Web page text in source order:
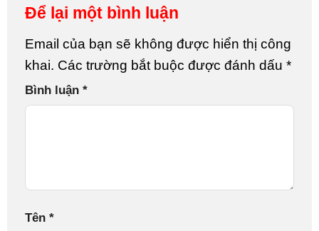
Để lại một bình luận
Email của bạn sẽ không được hiển thị công
khai. Các trường bắt buộc được đánh dấu *
Bình luận *
Tên *